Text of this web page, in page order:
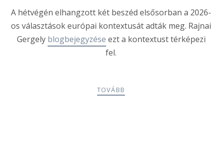
A hétvégén elhangzott két beszéd elsősorban a 2026-
os választások európai kontextusát adták meg. Rajnai
Gergely blogbejegyzése ezt a kontextust térképezi
fel.
TOVÁBB